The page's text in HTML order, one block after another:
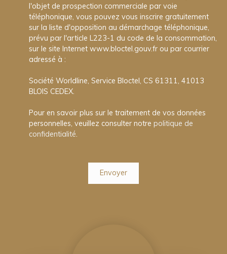
l'objet de prospection commerciale par voie
téléphonique, vous pouvez vous inscrire gratuitement
sur la liste d'opposition au démarchage téléphonique,
prévu par l'article L223-1 du code de la consommation,
sur le site Internet www.bloctel.gouv.fr ou par courrier
adressé à :
Société Worldline, Service Bloctel, CS 61311, 41013
BLOIS CEDEX.
Pour en savoir plus sur le traitement de vos données
personnelles, veuillez consulter notre politique de
confidentialité.
Envoyer